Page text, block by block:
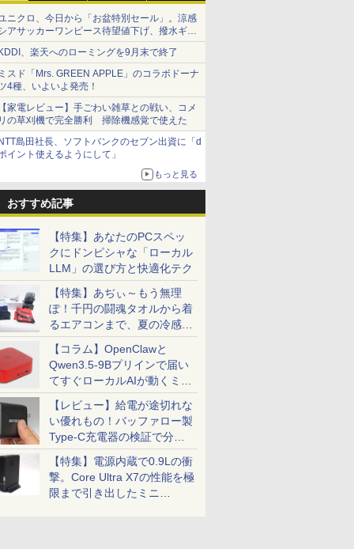
ニクロ、今日から「お盆特別セール」。涼感
アサッカーワンピース待望値下げ、撥水ギア
ョーツは1990円に
、楽天へのローミングを9月末で終了
スド「Mrs. GREEN APPLE」のコラボドーナ
4種、いよいよ発売！
家電レビュー】手ごわい雑草との戦い、コメ
の草刈機で完全勝利 掃除機感覚で使えた
島田社長、ソフトバンクのセブン出資に「d
イント使えるようにして」
もっと見る
おすすめ記事
【特集】あなたのPCスペッ
クにドンピシャな「ローカル
LLM」の選び方と快適化テク
【特集】あぢぃ～もう無理
ぽ！千円の闘魂タオルから着
るエアコンまで、夏の冷感グ
ッズ一挙紹介
【コラム】OpenClawと
Qwen3.5-9Bプリインで届い
てすぐローカルAIが動くミニ
PC「SER9 Pro」
【レビュー】給電が途切れな
い優れもの！バッファロー製
Type-C充電器の検証で分か
ったこと
【特集】電源内蔵で0.9Lの衝
撃。Core Ultra X7の性能を極
限まで引き出したミニ